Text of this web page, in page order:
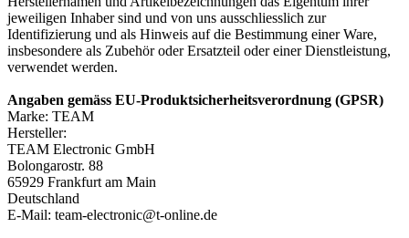
jeweiligen Inhaber sind und von uns ausschliesslich zur
Identifizierung und als Hinweis auf die Bestimmung einer Ware,
insbesondere als Zubehör oder Ersatzteil oder einer Dienstleistung,
verwendet werden.
Angaben gemäss EU-Produktsicherheitsverordnung (GPSR)
Marke: TEAM
Hersteller:
TEAM Electronic GmbH
Bolongarostr. 88
65929 Frankfurt am Main
Deutschland
E-Mail: team-electronic@t-online.de